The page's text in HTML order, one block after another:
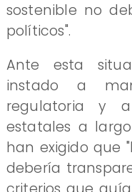
sostenible no
políticos".
Ante esta
instado a
regulatoria y
estatales a
han exigido que
debería